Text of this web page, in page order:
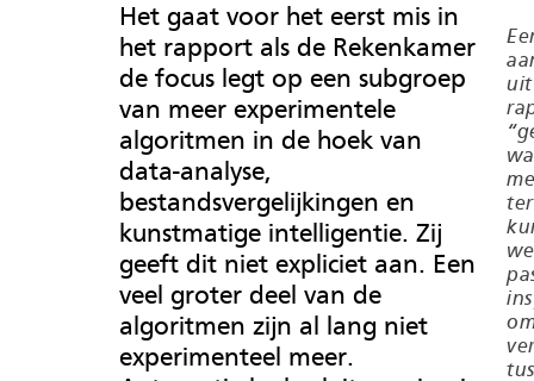
Het gaat voor het eerst mis in
het rapport als de Rekenkamer
de focus legt op een subgroep
van meer experimentele
algoritmen in de hoek van
data-analyse,
bestandsvergelijkingen en
kunstmatige intelligentie. Zij
geeft dit niet expliciet aan. Een
veel groter deel van de
algoritmen zijn al lang niet
experimenteel meer.